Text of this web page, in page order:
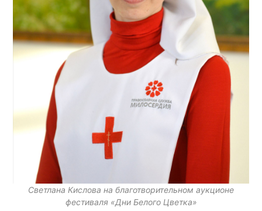
Светлана Кислова на благотворительном аукционе
фестиваля «Дни Белого Цветка»